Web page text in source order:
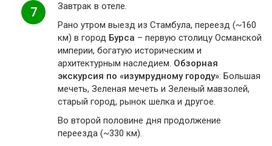
7
Завтрак в отеле.
Рано утром выезд из Стамбула, переезд (~160
км) в город Бурса – первую столицу Османской
империи, богатую историческим и
архитектурным наследием. Обзорная
экскурсия по «изумрудному городу»: Большая
мечеть, Зеленая мечеть и Зеленый мавзолей,
старый город, рынок шелка и другое.
Во второй половине дня продолжение
переезда (~330 км).